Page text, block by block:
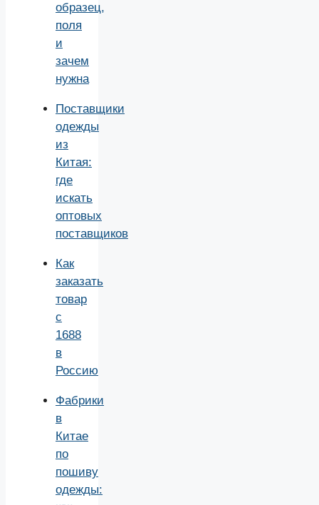
образец,
поля
и
зачем
нужна
Поставщики
одежды
из
Китая:
где
искать
оптовых
поставщиков
Как
заказать
товар
с
1688
в
Россию
Фабрики
в
Китае
по
пошиву
одежды: